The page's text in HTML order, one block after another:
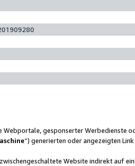
Webportale, gesponserter Werbedienste
“) generierten oder angezeigten
Website indirekt auf